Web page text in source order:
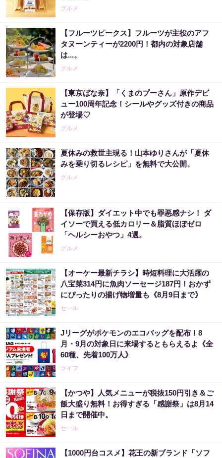
グルメ
【フルーツピークス】フルーツが主役のアフ
タヌーンティーが2200円！都内の対象店舗
は...。
グルメ
【東京ばな奈】「くまのプーさん」原作デビ
ュー100周年記念！シールやグッズ付きの商品
が登場♡
グルメ
夏休みの救世主現る！山本ゆりさんが「夏休
みを乗り切るレシピ」を無料で大公開。
グルメ
【保存版】ダイエット中でも罪悪感ナシ！ ダ
イソーで買える低カロリー＆脂質ほぼゼロ
「ヘルシーおやつ」4選。
グルメ
【オーケー最新チラシ】時短料理に大活躍の
八宝菜314円に魚肉ソーセージ187円！おかず
にぴったりの揚げ物増量も《8月9日まで》
セール
Jリーグがポケモンのエコバッグを配布！8
月・9月の対象日に来場するともらえるよ《全
60種、先着100万人》
ライフ
【かつや】人気メニューが税抜150円引き＆ご
飯大盛り無料！お得すぎる「感謝祭」は8月14
日まで開催中。
セール
【1000円台コスメ】花王の新ブランド「ソフ